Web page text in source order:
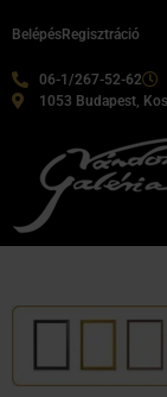
06-1/267-52-62
1053 Budapest,
BelépésRegisztráció